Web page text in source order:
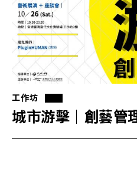
工作坊
城市游擊｜創藝管